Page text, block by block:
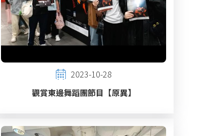
2023-10-28
觀賞東邊舞蹈團節目【原異】